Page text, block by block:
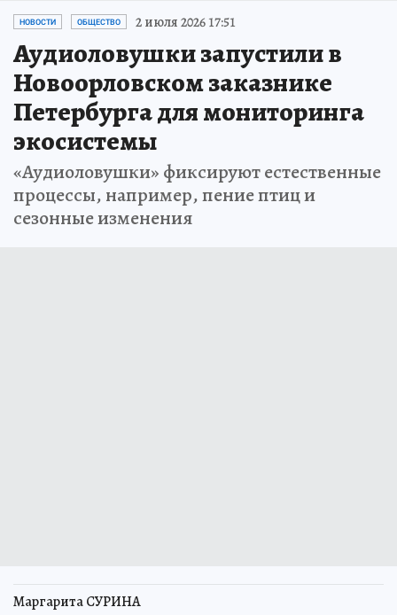
НОВОСТИ ОБЩЕСТВО 2 июля 2026 17:51
Аудиоловушки запустили в
Новоорловском заказнике
Петербурга для мониторинга
экосистемы
«Аудиоловушки» фиксируют естественные
процессы, например, пение птиц и
сезонные изменения
Маргарита СУРИНА